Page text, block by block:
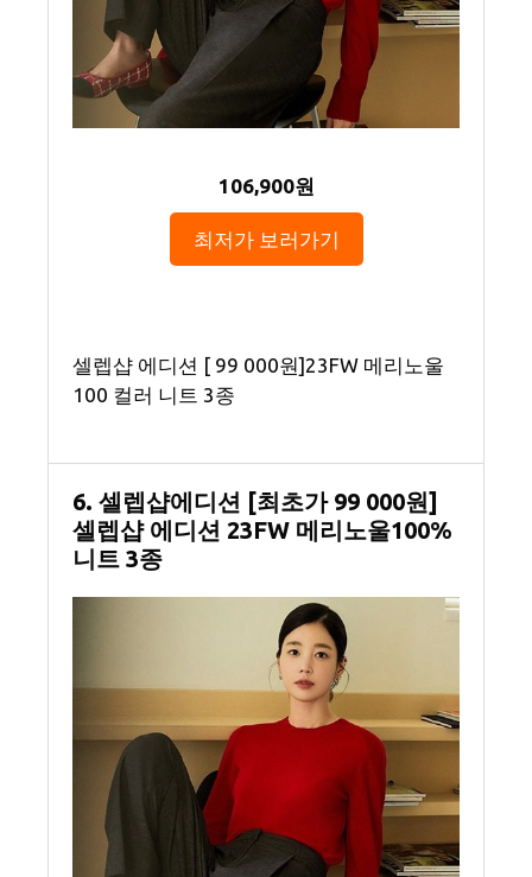
106,900원
최저가 보러가기
셀렙샵 에디션 [ 99 000원]23FW 메리노울
100 컬러 니트 3종
6. 셀렙샵에디션 [최초가 99 000원]
셀렙샵 에디션 23FW 메리노울100%
니트 3종